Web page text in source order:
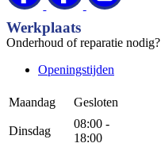
Werkplaats
Onderhoud of reparatie nodig?
Openingstijden
Maandag Gesloten
Dinsdag
08:00 -
18:00